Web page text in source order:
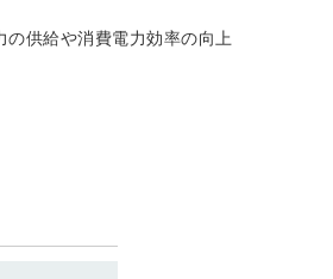
供給や消費電力効率の向上